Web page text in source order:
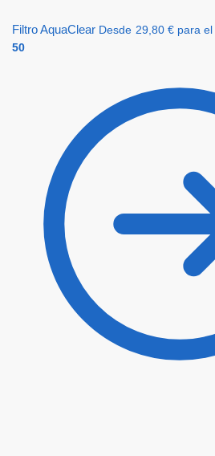
Filtro AquaClear Desde 29,80 € para el
50